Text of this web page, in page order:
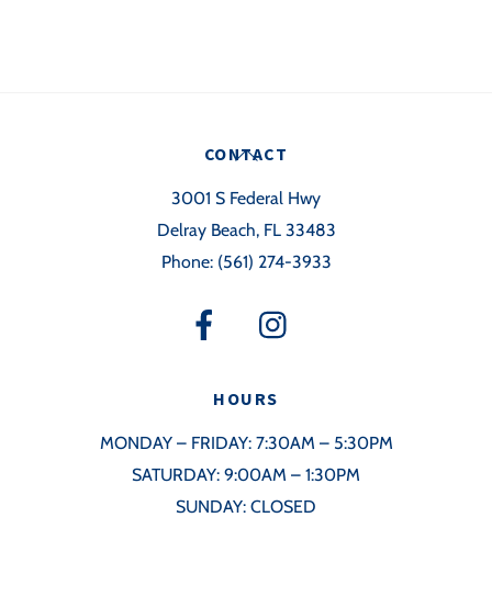
Back
CONTACT
3001 S Federal Hwy
Delray Beach, FL 33483
Phone: (561) 274-3933
HOURS
MONDAY – FRIDAY: 7:30AM – 5:30PM
SATURDAY: 9:00AM – 1:30PM
SUNDAY: CLOSED